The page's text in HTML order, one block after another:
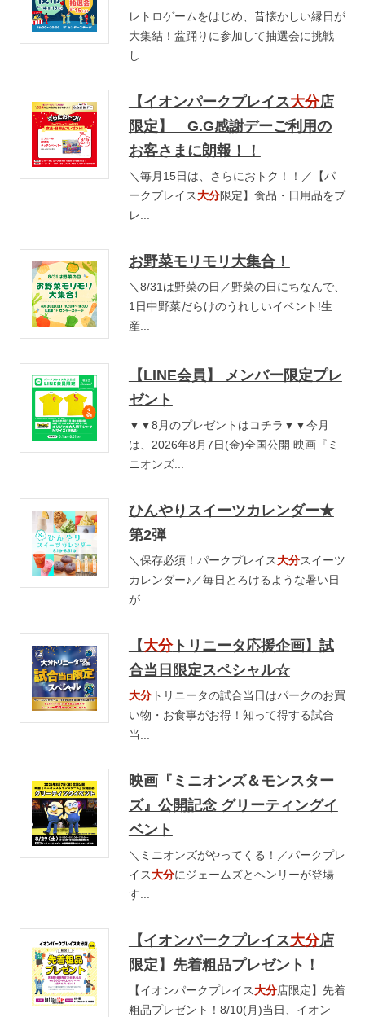
レトロゲームをはじめ、昔懐かしい縁日が
大集結！盆踊りに参加して抽選会に挑戦
し...
【イオンパークプレイス大分店
限定】 G.G感謝デーご利用の
お客さまに朗報！！
＼毎月15日は、さらにおトク！！／【パ
ークプレイス大分限定】食品・日用品をプ
レ...
お野菜モリモリ大集合！
＼8/31は野菜の日／野菜の日にちなんで、
1日中野菜だらけのうれしいイベント!生
産...
【LINE会員】 メンバー限定プレ
ゼント
▼▼8月のプレゼントはコチラ▼▼今月
は、2026年8月7日(金)全国公開 映画『ミ
ニオンズ...
ひんやりスイーツカレンダー★
第2弾
＼保存必須！パークプレイス大分スイーツ
カレンダー♪／毎日とろけるような暑い日
が...
【大分トリニータ応援企画】試
合当日限定スペシャル☆
大分トリニータの試合当日はパークのお買
い物・お食事がお得！知って得する試合
当...
映画『ミニオンズ＆モンスター
ズ』公開記念 グリーティングイ
ベント
＼ミニオンズがやってくる！／パークプレ
イス大分にジェームズとヘンリーが登場
す...
【イオンパークプレイス大分店
限定】先着粗品プレゼント！
【イオンパークプレイス大分店限定】先着
粗品プレゼント！8/10(月)当日、イオン